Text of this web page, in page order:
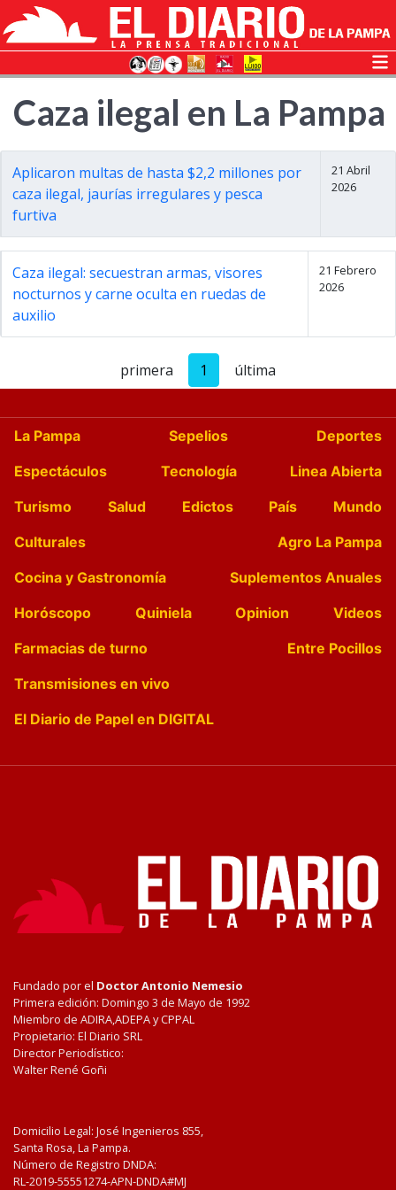
Caza ilegal en La Pampa
Aplicaron multas de hasta $2,2 millones por
caza ilegal, jaurías irregulares y pesca
furtiva
21 Abril
2026
Caza ilegal: secuestran armas, visores
nocturnos y carne oculta en ruedas de
auxilio
21 Febrero
2026
primera 1 última
La Pampa Sepelios
Deportes
Espectáculos
Tecnología
Linea Abierta
Turismo
Salud Edictos País
Mundo
Culturales
Agro La Pampa
Cocina y Gastronomía
Suplementos Anuales
Horóscopo
Quiniela Opinion
Videos
Farmacias de turno
Entre Pocillos
Transmisiones en vivo
El Diario de Papel en DIGITAL
Fundado por el Doctor Antonio Nemesio
Primera edición: Domingo 3 de Mayo de 1992
Miembro de ADIRA,ADEPA y CPPAL
Propietario: El Diario SRL
Director Periodístico:
Walter René Goñi
Domicilio Legal: José Ingenieros 855,
Santa Rosa, La Pampa.
Número de Registro DNDA:
RL-2019-55551274-APN-DNDA#MJ